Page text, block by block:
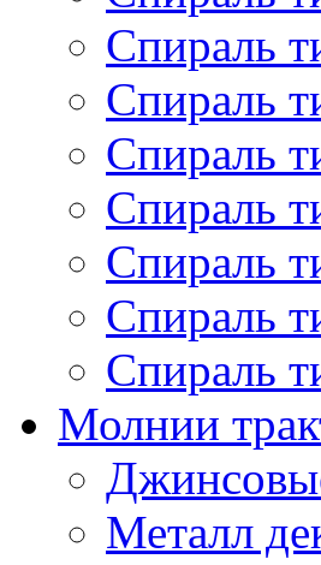
Спираль
Спираль
Спираль
Спираль
Спираль
Спираль
Спираль
Молнии
Металл